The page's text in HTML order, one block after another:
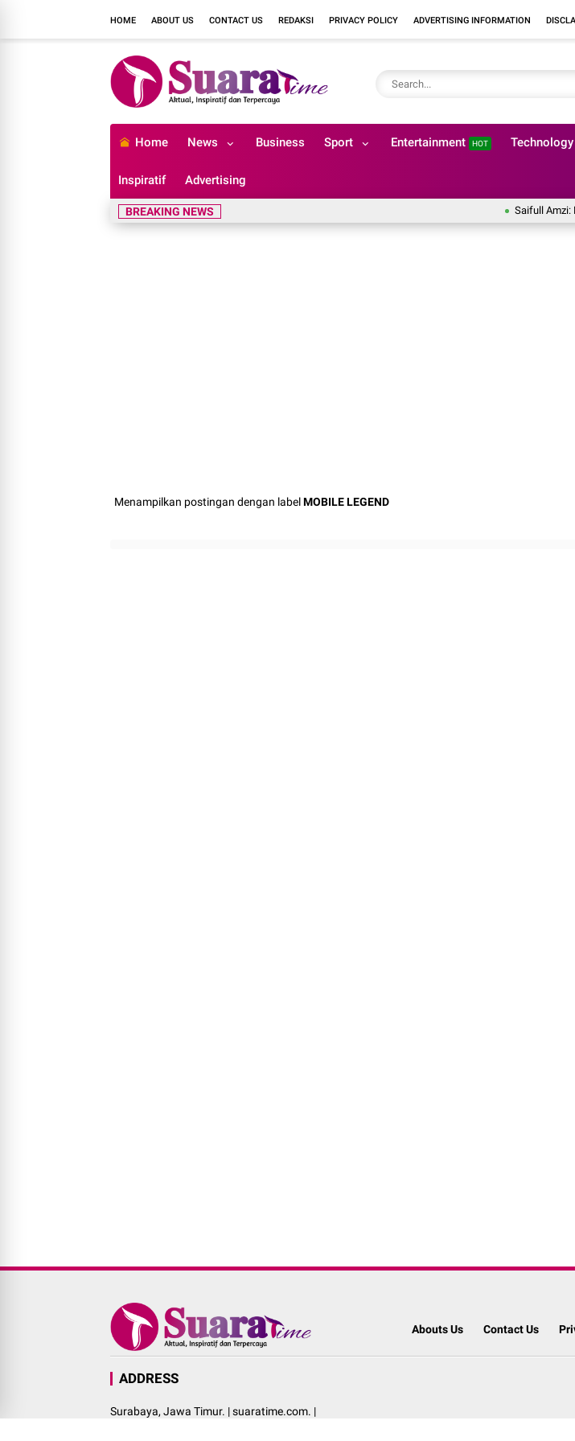
HOME ABOUT US CONTACT US REDAKSI PRIVACY POLICY ADVERTISING INFORMATION
Home News Business Sport Entertainment HOT Technology
Inspiratif Advertising
BREAKING NEWS Saifull Amzi:
Menampilkan postingan dengan labelMOBILE LEGEND
Abouts Us Contact Us
ADDRESS
Surabaya, Jawa Timur. | suaratime.com. |